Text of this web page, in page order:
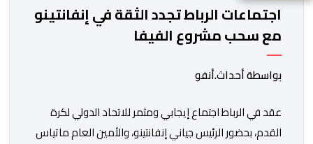
اجتماعات الرباط تجدد الثقة في إنفانتينو
مع سحب مشروع الفيفا
بواسطة أحداث.أنفو
عقد في الرباط اجتماع إيجابي ومثمر للاتحاد الدولي لكرة
القدم، بحضور الرئيس جياني إنفانتينو، والأمين العام ماتياس